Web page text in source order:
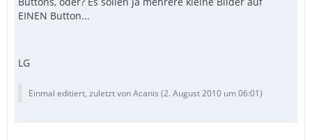
EINEN Button...
LG
Einmal editiert, zuletzt von Acanis (2. August 2010 um 06:01)